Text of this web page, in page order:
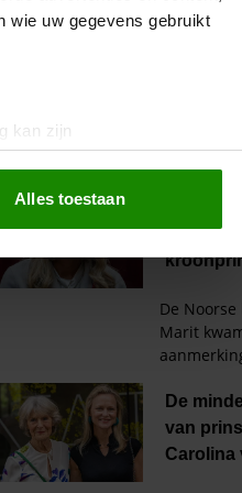
wie uw gegevens gebruikt
kan zijn
te bieden en om ons
partners voor social
die u aan ze heeft
Alles toestaan